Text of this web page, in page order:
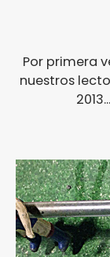
Por primera
nuestros